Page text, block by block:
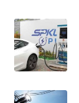
KEPULAUAN
SERIBU
WN